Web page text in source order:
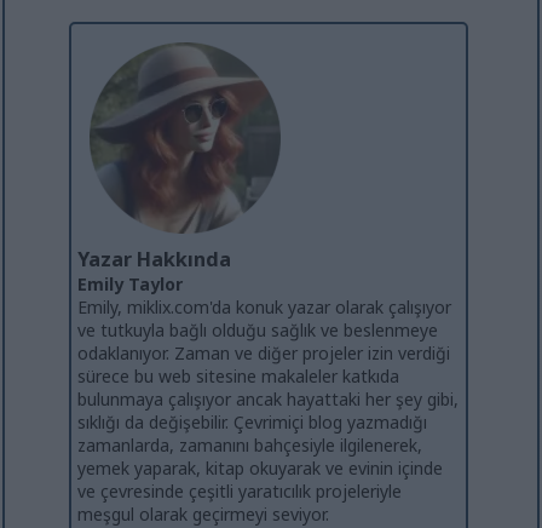
Yazar Hakkında
Emily Taylor
Emily, miklix.com'da konuk yazar olarak çalışıyor
ve tutkuyla bağlı olduğu sağlık ve beslenmeye
odaklanıyor. Zaman ve diğer projeler izin verdiği
sürece bu web sitesine makaleler katkıda
bulunmaya çalışıyor ancak hayattaki her şey gibi,
sıklığı da değişebilir. Çevrimiçi blog yazmadığı
zamanlarda, zamanını bahçesiyle ilgilenerek,
yemek yaparak, kitap okuyarak ve evinin içinde
ve çevresinde çeşitli yaratıcılık projeleriyle
meşgul olarak geçirmeyi seviyor.